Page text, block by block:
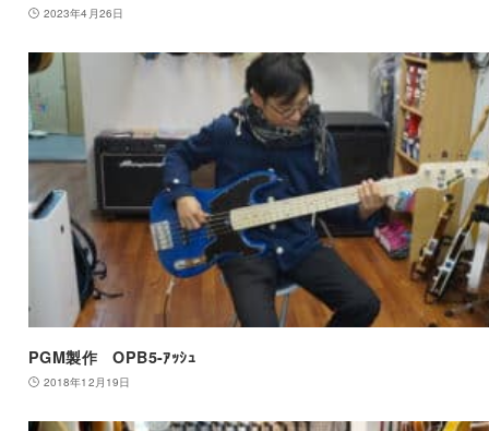
2023年4月26日
PGM製作 OPB5-ｱｯｼｭ
2018年12月19日